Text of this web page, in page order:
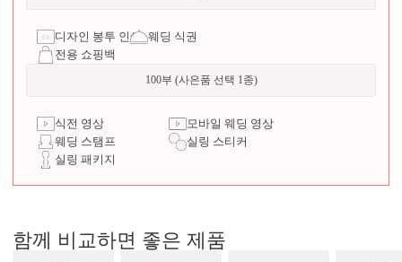
디자인 봉투 인쇄 웨딩 식권
전용 쇼핑백
100부 (사은품 선택 1종)
식전 영상
모바일 웨딩 영상
웨딩 스탬프
실링 스티커
실링 패키지
함께 비교하면 좋은 제품